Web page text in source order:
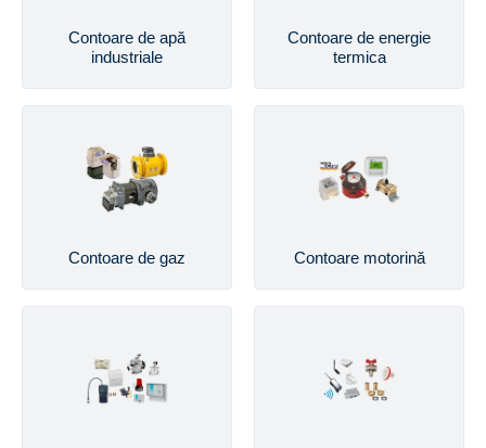
Contoare de apă
industriale
Contoare de energie
termica
Contoare de gaz Contoare motorină